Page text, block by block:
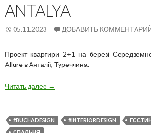
ANTALYA
05.11.2023 ДОБАВИТЬ
Проект квартири 2+1 на березі
Allure в Анталії, Туреччина.
Читать далее Antalya
→
#BUCHADESIGN #INTERIORDESIGN